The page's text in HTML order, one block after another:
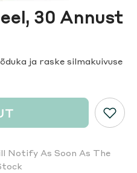
30 Annust
ja raske silmakuivuse
Notify As Soon As The